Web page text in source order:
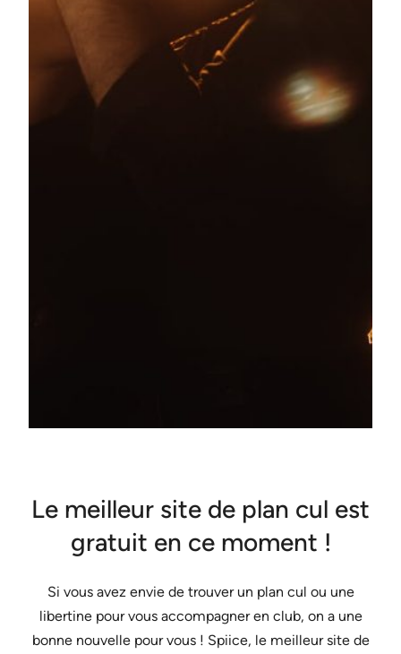
Le meilleur site de plan cul est
gratuit en ce moment !
Si vous avez envie de trouver un plan cul ou une
libertine pour vous accompagner en club, on a une
bonne nouvelle pour vous ! Spiice, le meilleur site de